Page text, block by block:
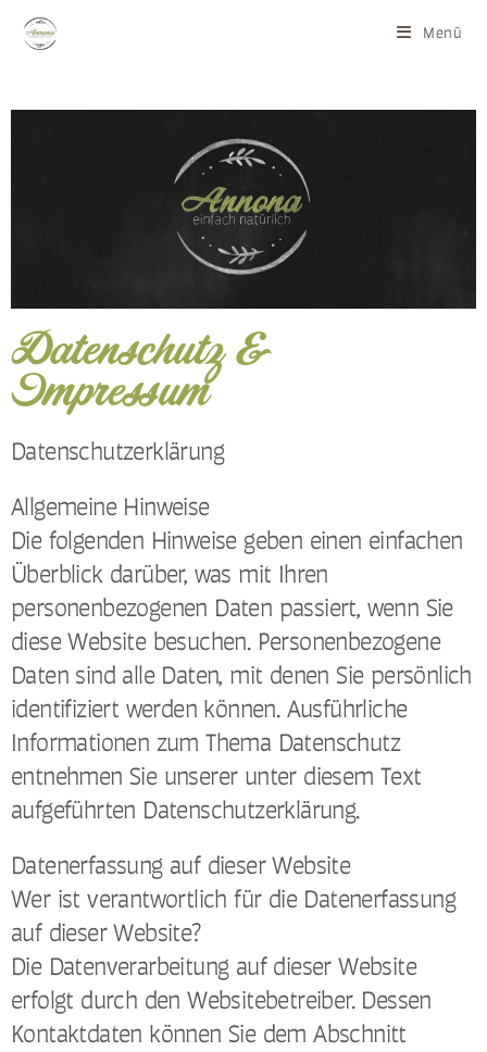
Menü
Datenschutz &
Impressum
Datenschutzerklärung
Allgemeine Hinweise
Die folgenden Hinweise geben einen einfachen
Überblick darüber, was mit Ihren
personenbezogenen Daten passiert, wenn Sie
diese Website besuchen. Personenbezogene
Daten sind alle Daten, mit denen Sie persönlich
identifiziert werden können. Ausführliche
Informationen zum Thema Datenschutz
entnehmen Sie unserer unter diesem Text
aufgeführten Datenschutzerklärung.
Datenerfassung auf dieser Website
Wer ist verantwortlich für die Datenerfassung
auf dieser Website?
Die Datenverarbeitung auf dieser Website
erfolgt durch den Websitebetreiber. Dessen
Kontaktdaten können Sie dem Abschnitt